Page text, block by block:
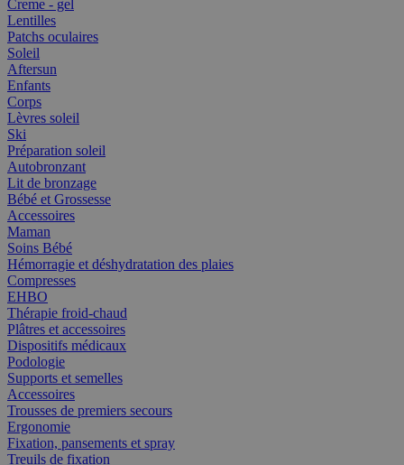
Creme - gel
Lentilles
Patchs oculaires
Soleil
Aftersun
Enfants
Corps
Lèvres soleil
Ski
Préparation soleil
Autobronzant
Lit de bronzage
Bébé et Grossesse
Accessoires
Maman
Soins Bébé
Hémorragie et déshydratation des plaies
Compresses
EHBO
Thérapie froid-chaud
Plâtres et accessoires
Dispositifs médicaux
Podologie
Supports et semelles
Accessoires
Trousses de premiers secours
Ergonomie
Fixation, pansements et spray
Treuils de fixation